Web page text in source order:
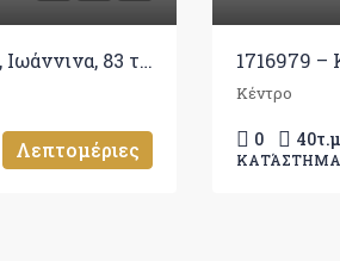
1654414 – Γραφείο Προς Ενοικίαση, Ιωάννινα, 83 τ.μ., €550
Λεπτομέριες
Κέντρο
0 40
ΚΑΤΆΣΤΗΜΑ